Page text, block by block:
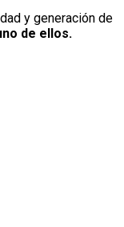
y generación de
de ellos.